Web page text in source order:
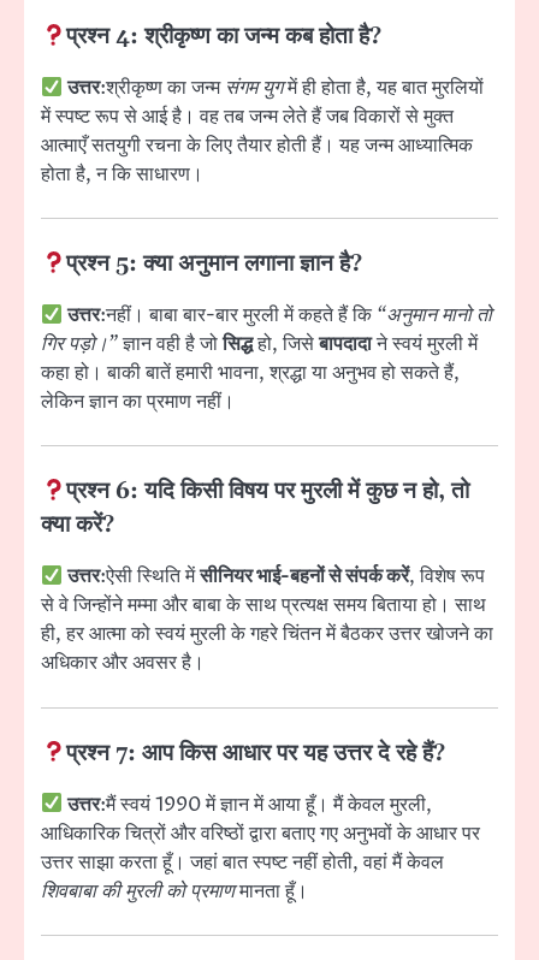
प्रश्न 4: श्रीकृष्ण का जन्म कब होता है?
उत्तर:श्रीकृष्ण का जन्म संगम युगमें ही होता है, यह बात मुरलियों
में स्पष्ट रूप से आई है। वह तब जन्म लेते हैं जब विकारों से मुक्त
आत्माएँ सतयुगी रचना के लिए तैयार होती हैं। यह जन्म आध्यात्मिक
होता है, न कि साधारण।
प्रश्न 5: क्या अनुमान लगाना ज्ञान है?
उत्तर:नहीं। बाबा बार-बार मुरली में कहते हैं कि “अनुमान मानो तो
गिर पड़ो।”ज्ञान वही है जोसिद्धहो, जिसेबापदादाने स्वयं मुरली में
कहा हो। बाकी बातें हमारी भावना, श्रद्धा या अनुभव हो सकते हैं,
लेकिन ज्ञान का प्रमाण नहीं।
प्रश्न 6: यदि किसी विषय पर मुरली में कुछ न हो, तो
क्या करें?
उत्तर:ऐसी स्थिति मेंसीनियर भाई-बहनों से संपर्क करें, विशेष रूप
से वे जिन्होंने मम्मा और बाबा के साथ प्रत्यक्ष समय बिताया हो। साथ
ही, हर आत्मा को स्वयं मुरली के गहरे चिंतन में बैठकर उत्तर खोजने का
अधिकार और अवसर है।
प्रश्न 7: आप किस आधार पर यह उत्तर दे रहे हैं?
उत्तर:मैं स्वयं 1990 में ज्ञान में आया हूँ। मैं केवल मुरली,
आधिकारिक चित्रों और वरिष्ठों द्वारा बताए गए अनुभवों के आधार पर
उत्तर साझा करता हूँ। जहां बात स्पष्ट नहीं होती, वहां मैं केवल
शिवबाबा की मुरली को प्रमाणमानता हूँ।